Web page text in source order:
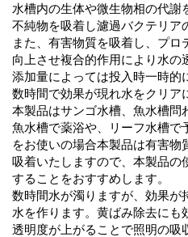
水槽内の生体や微生物相の代謝
不純物を吸着し濾過バクテリア
また、有害物質を吸着し、プロ
向上させ複合的作用により水の
添加量によっては投入時一時的
数時間で効果が現れ水をクリア
本製品はサンゴ水槽、魚水槽問
魚水槽で薬浴や、リーフ水槽で
をお使いの場合本製品は有害物
吸着いたしますので、本製品の
することをおすすめします。
数時間水が濁りますが、効果が
水を作ります。黄ばみ除去にも
透明度が上がることで照明の吸